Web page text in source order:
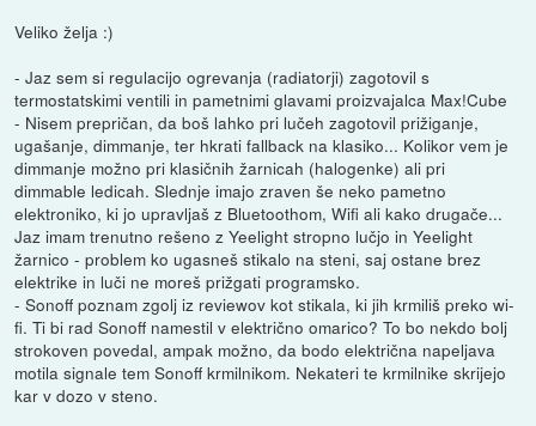
Veliko želja :)
- Jaz sem si regulacijo ogrevanja (radiatorji) zagotovil s
termostatskimi ventili in pametnimi glavami proizvajalca Max!Cube
- Nisem prepričan, da boš lahko pri lučeh zagotovil prižiganje,
ugašanje, dimmanje, ter hkrati fallback na klasiko... Kolikor vem je
dimmanje možno pri klasičnih žarnicah (halogenke) ali pri
dimmable ledicah. Slednje imajo zraven še neko pametno
elektroniko, ki jo upravljaš z Bluetoothom, Wifi ali kako drugače...
Jaz imam trenutno rešeno z Yeelight stropno lučjo in Yeelight
žarnico - problem ko ugasneš stikalo na steni, saj ostane brez
elektrike in luči ne moreš prižgati programsko.
- Sonoff poznam zgolj iz reviewov kot stikala, ki jih krmiliš preko wi-
fi. Ti bi rad Sonoff namestil v električno omarico? To bo nekdo bolj
strokoven povedal, ampak možno, da bodo električna napeljava
motila signale tem Sonoff krmilnikom. Nekateri te krmilnike skrijejo
kar v dozo v steno.